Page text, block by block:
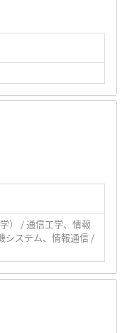
） / 通信工学、情報
システム、情報通信 /